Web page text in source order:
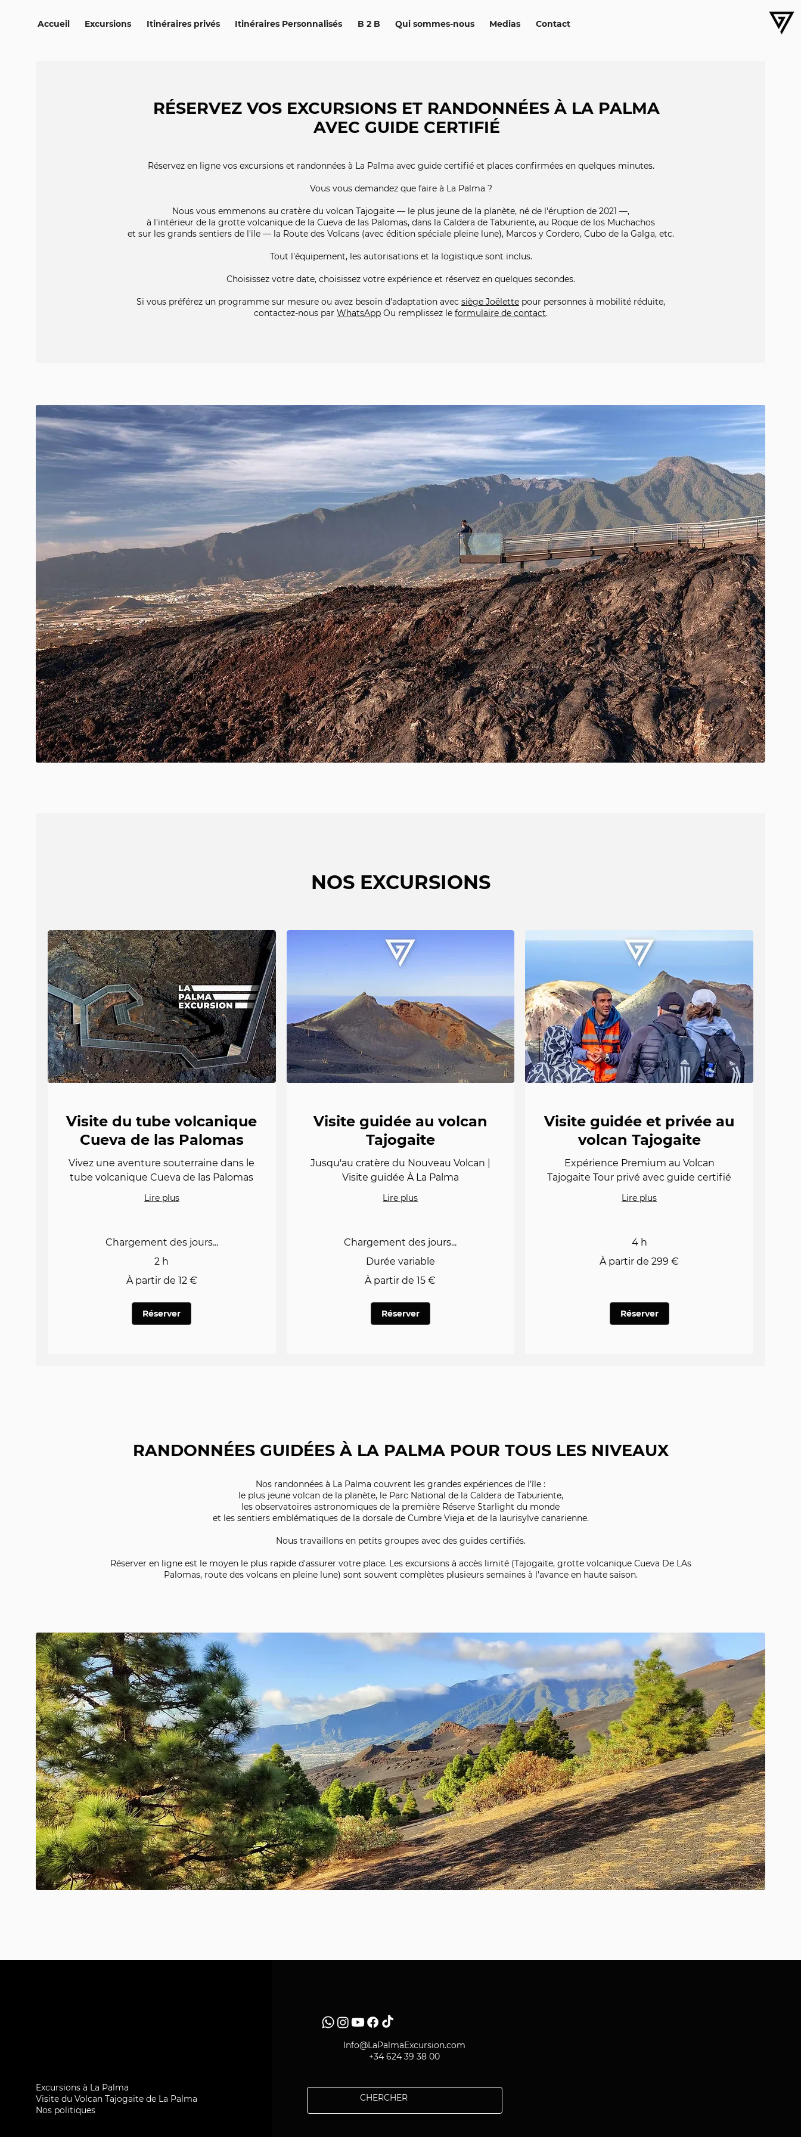
Accueil Excursions Itinéraires privés Itinéraires Personnalisés B 2 B Qui sommes-nous Medias Contact
RÉSERVEZ VOS EXCURSIONS ET RANDONNÉES À LA PALMA
AVEC GUIDE CERTIFIÉ
Réservez en ligne vos excursions et randonnées à La Palma avec guide certifié et places confirmées en quelques minutes.
Vous vous demandez que faire à La Palma ?
Nous vous emmenons au cratère du volcan Tajogaite — le plus jeune de la planète, né de l'éruption de 2021 —,
à l'intérieur de la grotte volcanique de la Cueva de las Palomas, dans la Caldera de Taburiente, au Roque de los Muchachos
et sur les grands sentiers de l'île — la Route des Volcans (avec édition spéciale pleine lune), Marcos y Cordero, Cubo de la Galga, etc.
Tout l'équipement, les autorisations et la logistique sont inclus.
Choisissez votre date, choisissez votre expérience et réservez en quelques secondes.
Si vous préférez un programme sur mesure ou avez besoin d'adaptation avec siège Joëlette pour personnes à mobilité réduite,
contactez-nous par WhatsApp Ou remplissez le formulaire de contact.
NOS EXCURSIONS
Visite du tube volcanique
Cueva de las Palomas
Vivez une aventure souterraine dans le
tube volcanique Cueva de las Palomas
Lire plus
Chargement des jours...
2 h
À partir de 12 €
Réserver
Visite guidée au volcan
Tajogaite
Jusqu'au cratère du Nouveau Volcan |
Visite guidée À La Palma
Lire plus
Chargement des jours...
Durée variable
À partir de 15 €
Réserver
Visite guidée et privée au
volcan Tajogaite
Expérience Premium au Volcan
Tajogaite Tour privé avec guide certifié
Lire plus
4 h
À partir de 299 €
Réserver
RANDONNÉES GUIDÉES À LA PALMA POUR TOUS LES NIVEAUX
Nos randonnées à La Palma couvrent les grandes expériences de l'île :
le plus jeune volcan de la planète, le Parc National de la Caldera de Taburiente,
les observatoires astronomiques de la première Réserve Starlight du monde
et les sentiers emblématiques de la dorsale de Cumbre Vieja et de la laurisylve canarienne.
Nous travaillons en petits groupes avec des guides certifiés.
Réserver en ligne est le moyen le plus rapide d'assurer votre place. Les excursions à accès limité (Tajogaite, grotte volcanique Cueva De LAs
Palomas, route des volcans en pleine lune) sont souvent complètes plusieurs semaines à l'avance en haute saison.
Excursions à La Palma
Visite du Volcan Tajogaite de La Palma
Nos politiques
Info@LaPalmaExcursion.com
+34 624 39 38 00